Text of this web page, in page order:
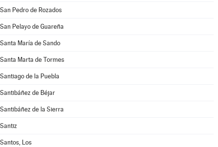
San Pedro de Rozados
San Pelayo de Guareña
Santa María de Sando
Santa Marta de Tormes
Santiago de la Puebla
Santibáñez de Béjar
Santibáñez de la Sierra
Santiz
Santos, Los